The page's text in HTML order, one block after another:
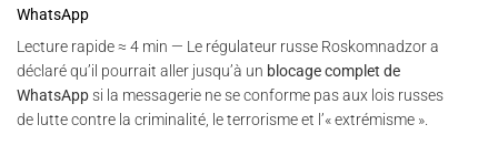
WhatsApp
Lecture rapide ≈ 4 min — Le régulateur russe Roskomnadzor a
déclaré qu’il pourrait aller jusqu’à un blocage complet de
WhatsAppsi la messagerie ne se conforme pas aux lois russes
de lutte contre la criminalité, le terrorisme et l’« extrémisme ».